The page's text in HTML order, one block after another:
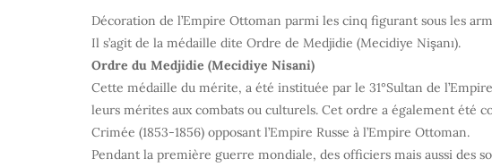
Décoration de l’Empire Ottoman parmi les cinq figurant sous les
Il s’agit de la médaille dite Ordre de Medjidie (Mecidiye Nişanı).
Ordre du Medjidie (Mecidiye Nisani)
Cette médaille du mérite, a été instituée par le 31°Sultan de
leurs mérites aux combats ou culturels. Cet ordre a également été
Crimée (1853-1856) opposant l’Empire Russe à l’Empire Ottoman.
Pendant la première guerre mondiale, des officiers mais aussi des